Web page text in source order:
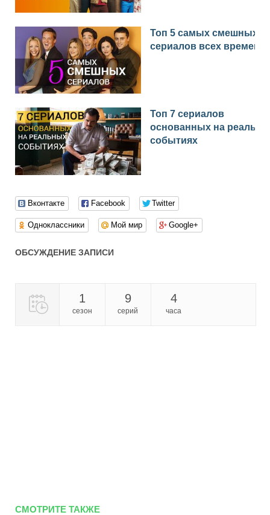
Топ 5 самых смешных
сериалов всех времен
Топ 7 сериалов
основанных на
событиях
Вконтакте Facebook Twitter
Одноклассники Мой мир Google+
ОБСУЖДЕНИЕ ЗАПИСИ
1
сезон
9
серий
4
часа
СМОТРИТЕ ТАКЖЕ